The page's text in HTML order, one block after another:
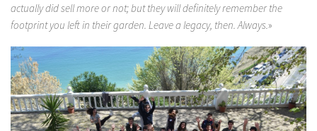
actually did sell more or not; but they will definitely remember the
footprint you left in their garden. Leave a legacy, then. Always.»